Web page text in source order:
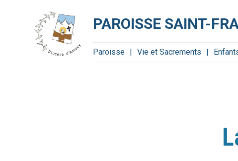
PAROISSE SAINT-
Paroisse Vie et Sacrements